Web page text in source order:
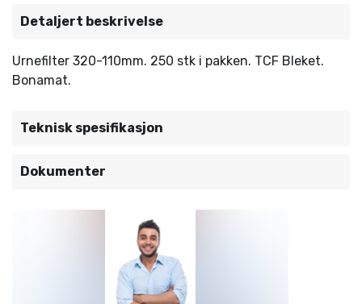
Detaljert beskrivelse
Urnefilter 320-110mm. 250 stk i pakken. TCF Bleket.
Bonamat.
Teknisk spesifikasjon
Dokumenter